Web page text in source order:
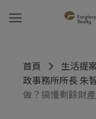
首頁 生活提
政事務所所長 朱
做？搞懂剩餘財